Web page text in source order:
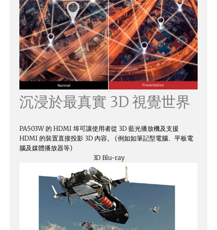
沉浸於最真實 3D 視覺世界
PA503W 的 HDMI 埠可讓使用者從 3D 藍光播放機及支援
HDMI 的裝置直接投影 3D 內容。 (例如如筆記型電腦、平板電
腦及媒體播放器等)
3D Blu-ray